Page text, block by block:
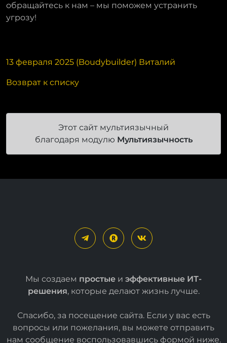
обращайтесь к нам – мы поможем устранить
угрозу!
13 февраля 2025 (Boudybuilder) Виталий
Возврат к списку
Этот сайт мультиязычный
благодаря модулю Мультиязычность
Мы создаем простые и эффективные ИТ-
решения, которые делают жизнь лучше.
Спасибо, за посещение сайта. Если у вас есть
вопросы или пожелания, вы можете отправить
нам сообщение воспользовавшись формой ниже.